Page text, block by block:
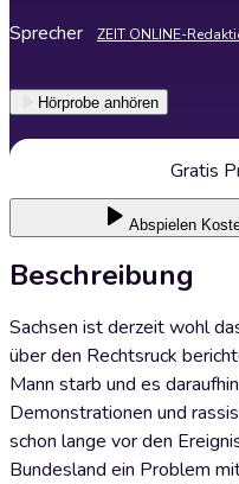
Sprecher ZEIT ONLINE-
Hörprobe anhören
Gratis
Abspielen
Beschreibung
Sachsen ist derzeit wohl
über den Rechtsruck
Mann starb und es
Demonstrationen und
schon lange vor den
Bundesland ein Problem